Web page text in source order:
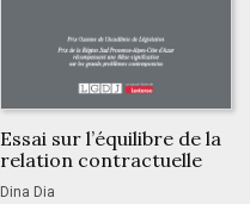
Essai sur l’équilibre de la
relation contractuelle
Dina Dia